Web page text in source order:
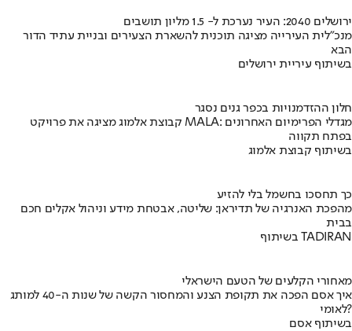
ירושלים 2040: העיר נערכת ל- 1.5 מליון תושבים
מנכ"לית העירייה מציגה תוכנית להשארת הצעירים ובניית עתיד הדור
הבא
בשיתוף עיריית ירושלים
חלון ההזדמנויות בכפר גנים נסגר
קבוצת אלמוג מציגה את פרויקט MALA: מגדלי הפרימיום האחרונים
בפתח תקווה
בשיתוף קבוצת אלמוג
כך תחסכו בחשמל בלי להזיע
מהפכת האנרגיה של תדיראן: שליטה, אבטחת מידע וניהול אקלים חכם
בבית
בשיתוף TADIRAN
מאחורי הקלעים של הטעם הישראלי
איך אסם הפכה את תקופת הצנע והמחסור הקשה של שנות ה-40 למותג
לאומי?
בשיתוף אסם